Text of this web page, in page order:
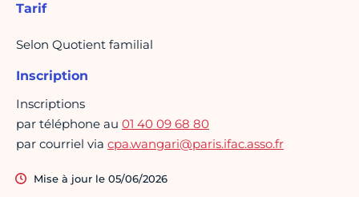
Tarif
Selon Quotient familial
Inscription
Inscriptions
par téléphone au 01 40 09 68 80
par courriel via cpa.wangari@paris.ifac.asso.fr
Mise à jour le 05/06/2026